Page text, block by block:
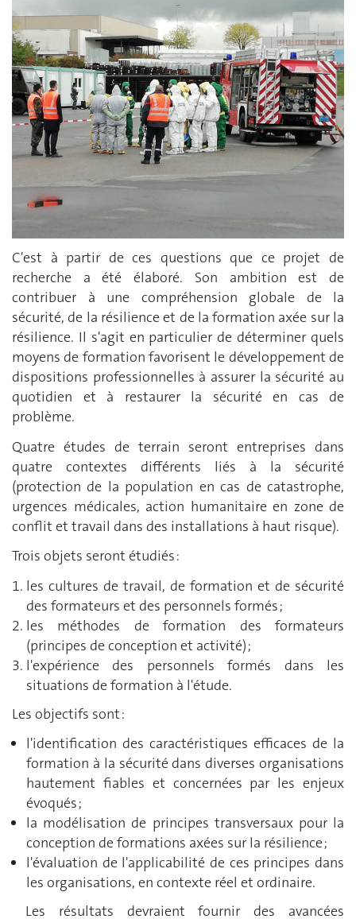
C'est à partir de ces questions que ce projet de
recherche a été élaboré. Son ambition est de
contribuer à une compréhension globale de la
sécurité, de la résilience et de la formation axée sur la
résilience. Il s'agit en particulier de déterminer quels
moyens de formation favorisent le développement de
dispositions professionnelles à assurer la sécurité au
quotidien et à restaurer la sécurité en cas de
problème.
Quatre études de terrain seront entreprises dans
quatre contextes différents liés à la sécurité
(protection de la population en cas de catastrophe,
urgences médicales, action humanitaire en zone de
conflit et travail dans des installations à haut risque).
Trois objets seront étudiés :
les cultures de travail, de formation et de sécurité
des formateurs et des personnels formés ;
les méthodes de formation des formateurs
(principes de conception et activité) ;
l'expérience des personnels formés dans les
situations de formation à l'étude.
Les objectifs sont :
l'identification des caractéristiques efficaces de la
formation à la sécurité dans diverses organisations
hautement fiables et concernées par les enjeux
évoqués ;
la modélisation de principes transversaux pour la
conception de formations axées sur la résilience ;
l'évaluation de l'applicabilité de ces principes dans
les organisations, en contexte réel et ordinaire.
Les résultats devraient fournir des avancées